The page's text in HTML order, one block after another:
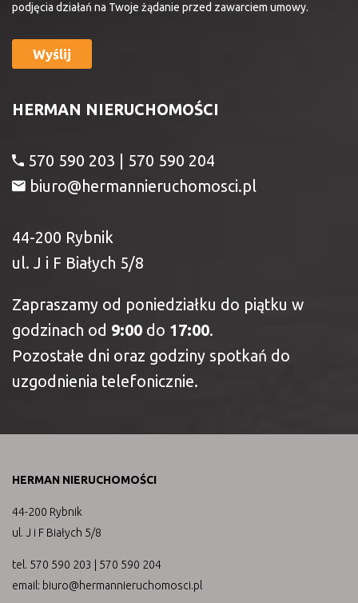
podjęcia działań na Twoje żądanie przed zawarciem umowy.
HERMAN NIERUCHOMOŚCI
570 590 203 | 570 590 204
biuro@hermannieruchomosci.pl
44-200 Rybnik
ul. J i F Białych 5/8
Zapraszamy od poniedziałku do piątku w
godzinach od 9:00 do 17:00.
Pozostałe dni oraz godziny spotkań do
uzgodnienia telefonicznie.
HERMAN NIERUCHOMOŚCI
44-200 Rybnik
ul. J i F Białych 5/8
tel. 570 590 203 | 570 590 204
email: biuro@hermannieruchomosci.pl